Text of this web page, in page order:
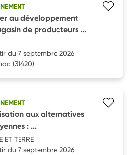
au développement
de producteurs ...
du 7 septembre 2026
(31420)
aux alternatives
: ...
ET TERRE
du 7 septembre 2026